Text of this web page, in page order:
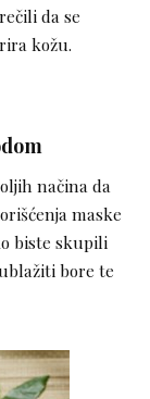
da se
kožu.
načina da
maske
biste skupili
bore te